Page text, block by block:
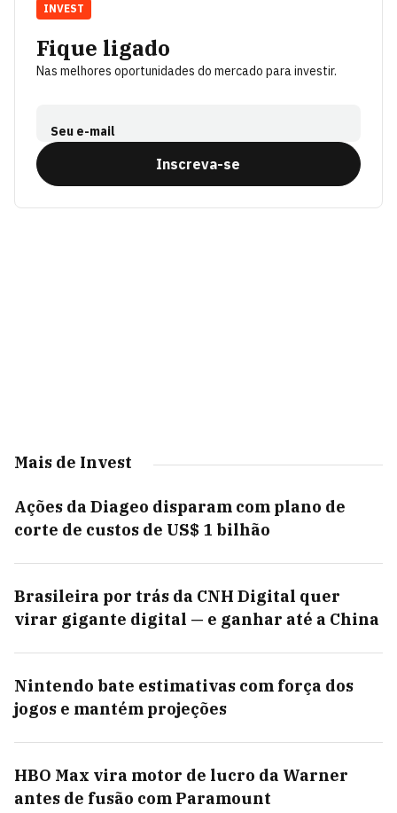
Fique ligado
Nas melhores oportunidades do mercado para investir.
Seu e-mail
Inscreva-se
INVEST
Mais de Invest
Ações da Diageo disparam com plano de
corte de custos de US$ 1 bilhão
Brasileira por trás da CNH Digital quer
virar gigante digital — e ganhar até a China
Nintendo bate estimativas com força dos
jogos e mantém projeções
HBO Max vira motor de lucro da Warner
antes de fusão com Paramount